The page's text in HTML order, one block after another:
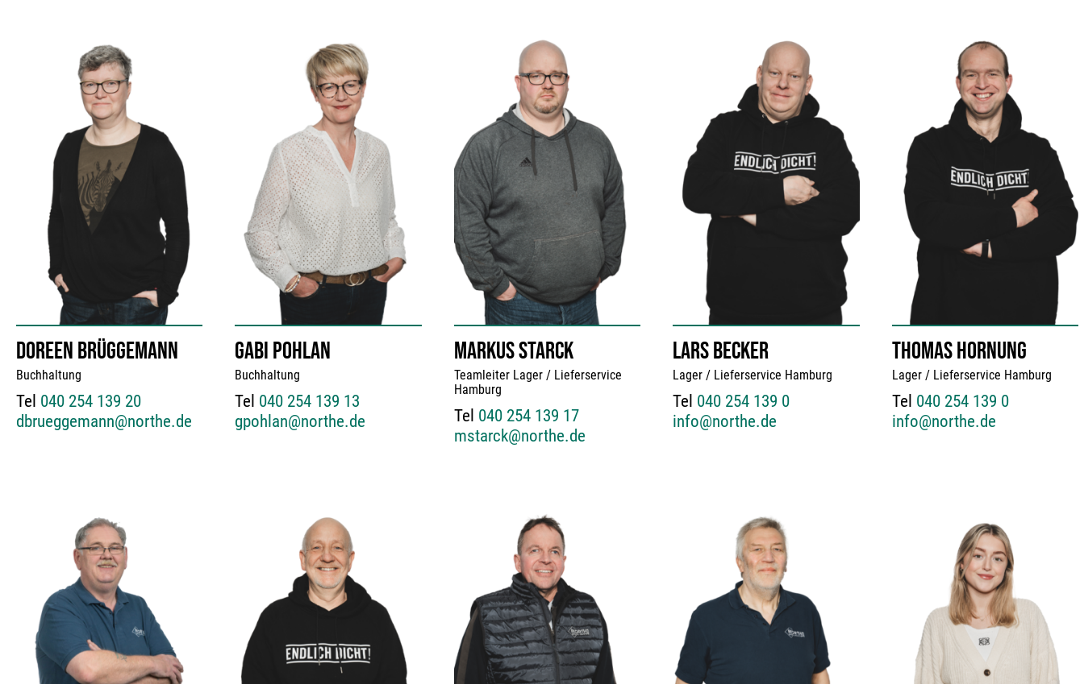
DOREEN BRÜGGEMANN
Buchhaltung
Tel 040 254 139 20
dbrueggemann@northe.de
GABI POHLAN
Buchhaltung
Tel 040 254 139 13
gpohlan@northe.de
MARKUS STARCK
Teamleiter Lager / Lieferservice
Hamburg
Tel 040 254 139 17
mstarck@northe.de
LARS BECKER
Lager / Lieferservice Hamburg
Tel 040 254 139 0
info@northe.de
THOMAS HORNUNG
Lager / Lieferservice Hamburg
Tel 040 254 139 0
info@northe.de